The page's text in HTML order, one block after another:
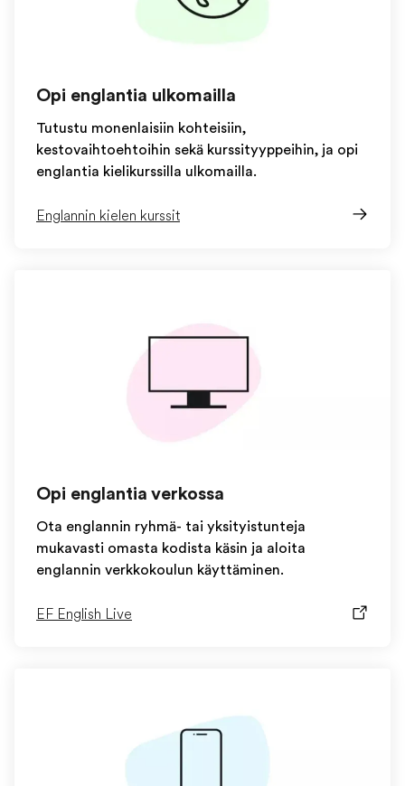
Opi englantia ulkomailla
Tutustu monenlaisiin kohteisiin,
kestovaihtoehtoihin sekä kurssityyppeihin, ja opi
englantia kielikurssilla ulkomailla.
Englannin kielen kurssit
Opi englantia verkossa
Ota englannin ryhmä- tai yksityistunteja
mukavasti omasta kodista käsin ja aloita
englannin verkkokoulun käyttäminen.
EF English Live